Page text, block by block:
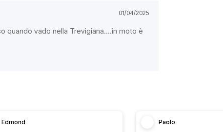
01/04/2025
quando vado nella Trevigiana....in moto è
Edmond Paolo